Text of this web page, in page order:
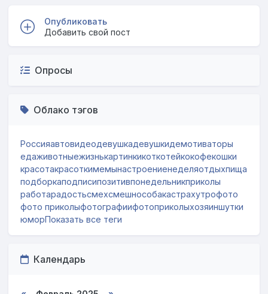
Опубликовать
Добавить свой пост
Опросы
Облако тэгов
Россияавтовидеодевушкадевушкидемотиваторы
едаживотныежизнькартинкикоткотейкокофекошки
красотакрасоткимемынастроениенеделяотдыхпища
подборкаподписипозитивпонедельникприколы
работарадостьсмехсмешнособакастрахутрофото
фото приколыфотографиифотоприколыхозяиншутки
юморПоказать все теги
Календарь